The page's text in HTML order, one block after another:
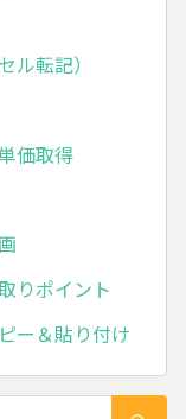
ル転記）
価取得
りポイント
ー＆貼り付け